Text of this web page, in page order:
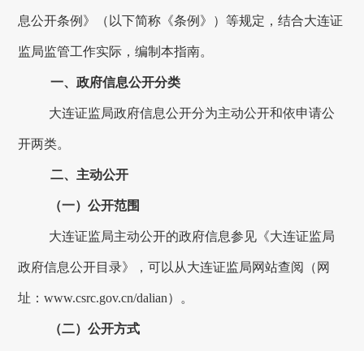
息公开条例》（以下简称《条例》）等规定，结合大连证
监局监管工作实际，编制本指南。
一、政府信息公开分类
大连证监局政府信息公开分为主动公开和依申请公
开两类。
二、主动公开
（一）公开范围
大连证监局主动公开的政府信息参见《大连证监局
政府信息公开目录》，可以从大连证监局网站查阅（网
址：www.csrc.gov.cn/dalian）。
（二）公开方式